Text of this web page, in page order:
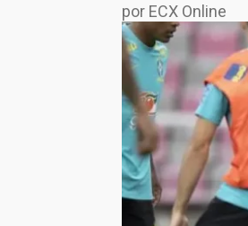
por ECX Online